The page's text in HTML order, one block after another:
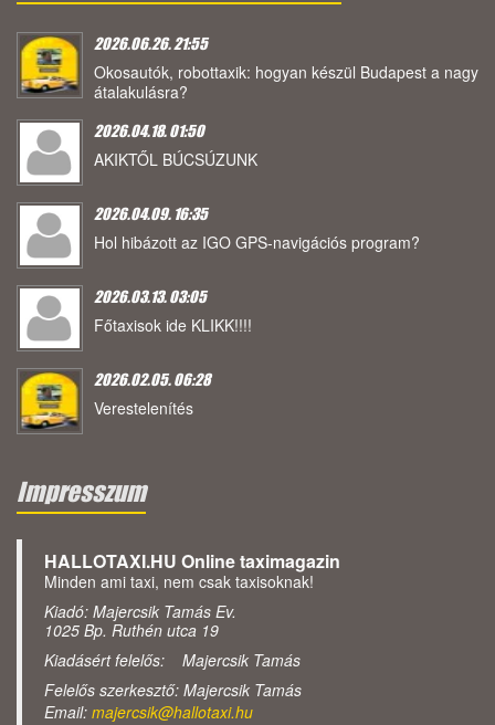
2026.06.26. 21:55
Okosautók, robottaxik: hogyan készül Budapest a nagy
átalakulásra?
2026.04.18. 01:50
AKIKTŐL BÚCSÚZUNK
2026.04.09. 16:35
Hol hibázott az IGO GPS-navigációs program?
2026.03.13. 03:05
Főtaxisok ide KLIKK!!!!
2026.02.05. 06:28
Verestelenítés
Impresszum
HALLOTAXI.HU Online taximagazin
Minden ami taxi, nem csak taxisoknak!
Kiadó: Majercsik Tamás Ev.
1025 Bp. Ruthén utca 19
Kiadásért felelős: Majercsik Tamás
Felelős szerkesztő: Majercsik Tamás
Email: majercsik@hallotaxi.hu